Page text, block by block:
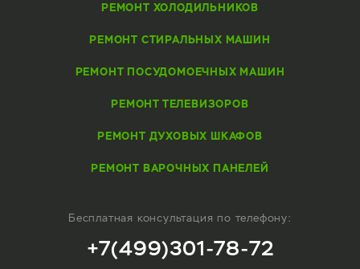
РЕМОНТ ХОЛОДИЛЬНИКОВ
РЕМОНТ СТИРАЛЬНЫХ МАШИН
РЕМОНТ ПОСУДОМОЕЧНЫХ МАШИН
РЕМОНТ ТЕЛЕВИЗОРОВ
РЕМОНТ ДУХОВЫХ ШКАФОВ
РЕМОНТ ВАРОЧНЫХ ПАНЕЛЕЙ
Бесплатная консультация по телефону:
+7(499)301-78-72